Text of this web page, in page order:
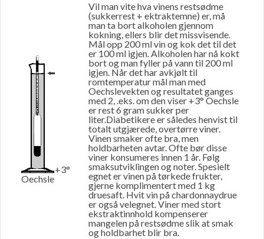
+3°
Oechsle
Vil man vite hva vinens restsødme
(sukkerrest + ektraktemne) er, må
man ta bort alkoholen gjennom
kokning, ellers blir det missvisende.
Mål opp 200 ml vin og kok det til det
er 100 ml igjen. Alkoholen har nå kokt
bort og man fyller på vann til 200 ml
igjen. Når det har avkjølt til
romtemperatur mål man med
Oechslevekten og resultatet ganges
med 2, .eks. om den viser +3° Oechsle
er rest 6 gram sukker per
liter.Diabetikere er således henvist til
totalt utgjærede, overtørre viner.
Vinen smaker ofte bra, men
holdbarheten avtar. Ofte bør disse
viner konsumeres innen 1 år. Følg
smaksutviklingen og noter. Spesielt
egnet er vinen på tørkede frukter,
gjerne komplimentert med 1 kg
druesaft. Hvit vin på chardonnaydrue
er også velegnet. Viner med stort
ekstraktinnhold kompenserer
mangelen på restsødme slik at smak
og holdbarhet blir bra.